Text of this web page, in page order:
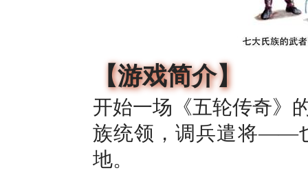
【游戏简介】
开始一场《五轮传奇》
族统领，调兵遣将——
地。